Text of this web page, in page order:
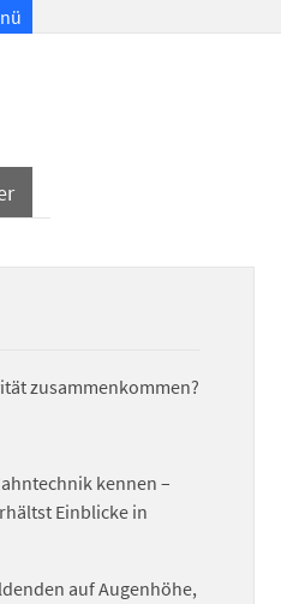
zusammenkommen?
kennen –
Einblicke in
auf Augenhöhe,